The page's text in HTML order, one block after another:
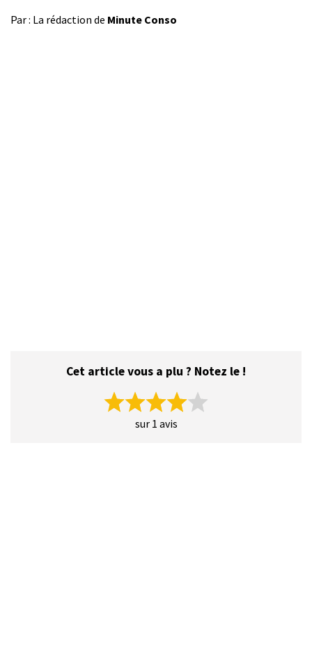
Par : La rédaction de Minute Conso
Cet article vous a plu ? Notez le !
sur 1 avis